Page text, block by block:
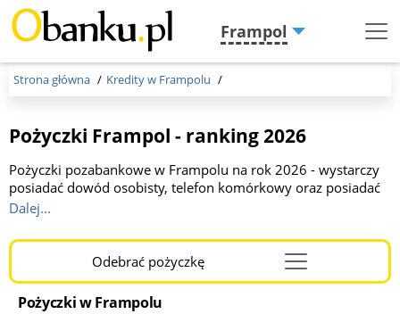
Frampol
Menu
Strona główna Kredity w Frampolu
Pożyczki Frampol - ranking 2026
Pożyczki pozabankowe w Frampolu na rok 2026 - wystarczy
posiadać dowód osobisty, telefon komórkowy oraz posiadać
konto w banku. Firmy pożyczkowe, w przeciwieństwie do
banków, akceptują wnioski Klientów o niskich zarobkach, a w
części z nich pieniądze otrzymają także zadłużeni albo osoby z
negatywną historię kredytową. Pożyczki pozabankowe
Frampol to w pełni kredyt online, są jednak dostępne także w
stacjonarnych placówkach.
Dalej...
Odebrać pożyczkęMenu
Burger
Pożyczki w Frampolu